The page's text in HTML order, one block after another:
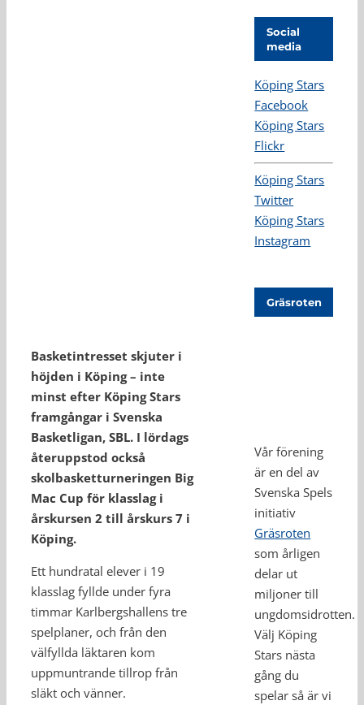
Basketintresset skjuter i
höjden i Köping – inte
minst efter Köping Stars
framgångar i Svenska
Basketligan, SBL. I lördags
återuppstod också
skolbasketturneringen Big
Mac Cup för klasslag i
årskursen 2 till årskurs 7 i
Köping.
Ett hundratal elever i 19
klasslag fyllde under fyra
timmar Karlbergshallens tre
spelplaner, och från den
välfyllda läktaren kom
uppmuntrande tillrop från
släkt och vänner.
Social
media
Köping Stars
Facebook
Köping Stars
Flickr
Köping Stars
Twitter
Köping Stars
Instagram
Gräsroten
Vår förening
är en del av
Svenska Spels
initiativ
Gräsroten
som årligen
delar ut
miljoner till
ungdomsidrotten.
Välj Köping
Stars nästa
gång du
spelar så är vi